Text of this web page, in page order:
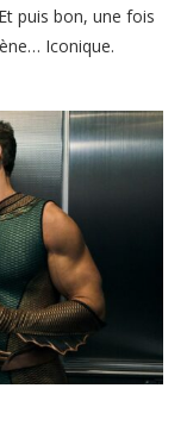
puis bon, une fois
Iconique.